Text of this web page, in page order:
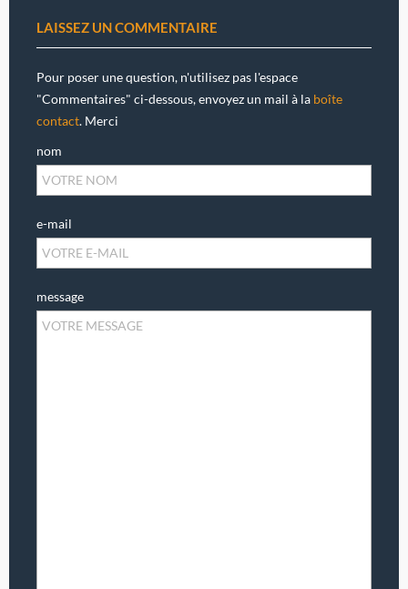
LAISSEZ UN COMMENTAIRE
Pour poser une question, n'utilisez pas l'espace
"Commentaires" ci-dessous, envoyez un mail à la boîte
contact. Merci
nom
e-mail
message